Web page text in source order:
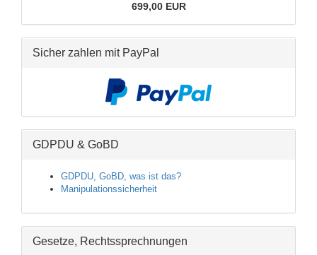
699,00 EUR
Sicher zahlen mit PayPal
GDPDU & GoBD
GDPDU, GoBD, was ist das?
Manipulationssicherheit
Gesetze, Rechtssprechnungen